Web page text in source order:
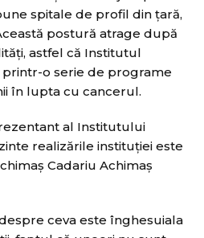
spitale de profil din țară,
postură atrage după
astfel că Institutul
o serie de programe
în lupta cu cancerul.
al Institutului
realizările instituției este
Cadariu Achimaș
ceva este înghesuiala